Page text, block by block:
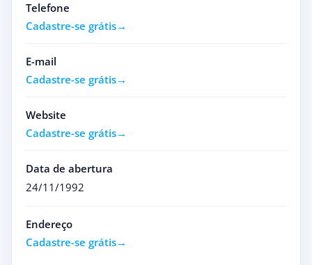
Telefone
Cadastre-se grátis
E-mail
Cadastre-se grátis
Website
Cadastre-se grátis
Data de abertura
24/11/1992
Endereço
Cadastre-se grátis